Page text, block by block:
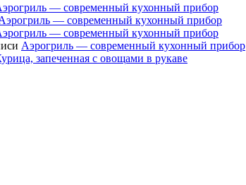
— современный кухонный прибор
— современный кухонный прибор
— современный кухонный прибор
Аэрогриль — современный кухонный прибор
запеченная с овощами в рукаве